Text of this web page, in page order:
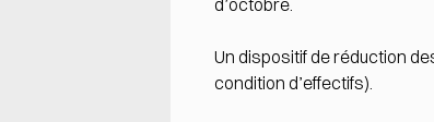
Un dispositif de réduction
condition d’effectifs).